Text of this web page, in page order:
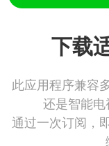
下载
此应用程序兼容
还是智能电
通过一次订阅，